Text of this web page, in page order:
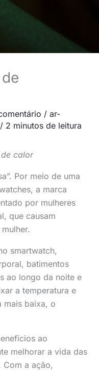
/ ar-
/ 2 minutos de leitura
de calor
Por meio de uma
a marca
por mulheres
que causam
smartwatch,
batimentos
ao longo da noite e
a temperatura e
mais baixa, o
ao
melhorar a vida das
Com a ação,